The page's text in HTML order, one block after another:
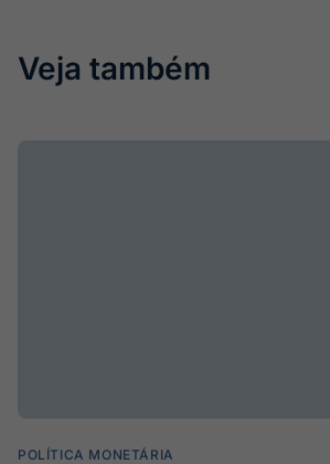
Veja também
POLÍTICA MONETÁRIA